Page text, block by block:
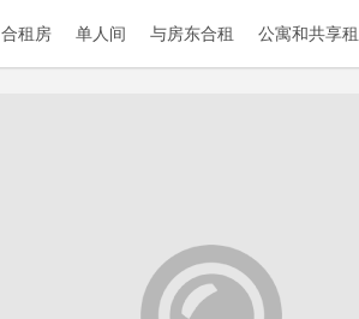
合租房 单人间 与房东合租 公寓和共享